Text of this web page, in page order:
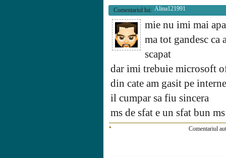
Comentariul lui: Alina121991
mie nu imi mai
ma tot gandesc ca
scapat
dar imi trebuie microsoft
din cate am gasit pe
il cumpar sa fiu sincera
ms de sfat e un sfat bun
* Comentariul